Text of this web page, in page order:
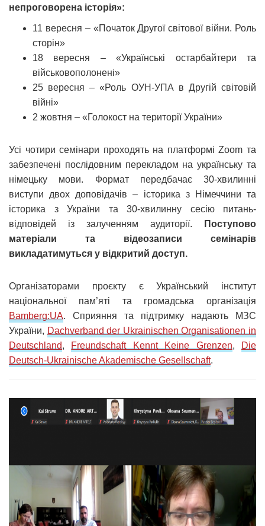
непроговорена історія»:
11 вересня – «Початок Другої світової війни. Роль
сторін»
18 вересня – «Українські остарбайтери та
військовополонені»
25 вересня – «Роль ОУН-УПА в Другій світовій
війні»
2 жовтня – «Голокост на території України»
Усі чотири семінари проходять на платформі Zoom та
забезпечені послідовним перекладом на українську та
німецьку мови. Формат передбачає 30-хвилинні
виступи двох доповідачів – історика з Німеччини та
історика з України та 30-хвилинну сесію питань-
відповідей із залученням аудиторії.
Поступово
матеріали та відеозаписи семінарів
викладатимуться у відкритий доступ.
Організаторами проєкту є Український інститут
національної пам’яті та громадська організація
Bamberg:UA. Сприяння та підтримку надають МЗС
України, Dachverband der Ukrainischen Organisationen in
Deutschland, Freundschaft Kennt Keine Grenzen,
Die
Deutsch-Ukrainische Akademische Gesellschaft.